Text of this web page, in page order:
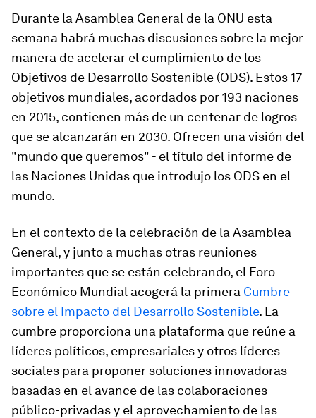
Durante la Asamblea General de la ONU esta
semana habrá muchas discusiones sobre la mejor
manera de acelerar el cumplimiento de los
Objetivos de Desarrollo Sostenible (ODS). Estos 17
objetivos mundiales, acordados por 193 naciones
en 2015, contienen más de un centenar de logros
que se alcanzarán en 2030. Ofrecen una visión del
"mundo que queremos" - el título del informe de
las Naciones Unidas que introdujo los ODS en el
mundo.
En el contexto de la celebración de la Asamblea
General, y junto a muchas otras reuniones
importantes que se están celebrando, el Foro
Económico Mundial acogerá la primera Cumbre
sobre el Impacto del Desarrollo Sostenible. La
cumbre proporciona una plataforma que reúne a
líderes políticos, empresariales y otros líderes
sociales para proponer soluciones innovadoras
basadas en el avance de las colaboraciones
público-privadas y el aprovechamiento de las